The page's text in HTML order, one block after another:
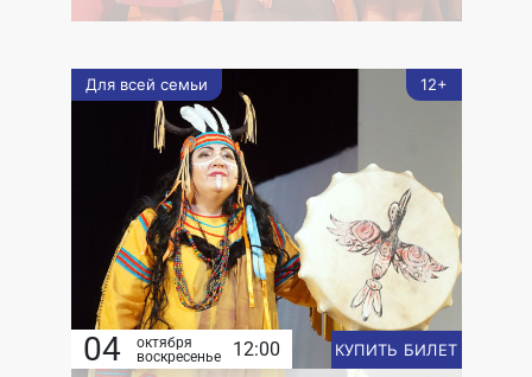
Для всей семьи 12+
04
октября
воскресенье
12:00 КУПИТЬ БИЛЕТ